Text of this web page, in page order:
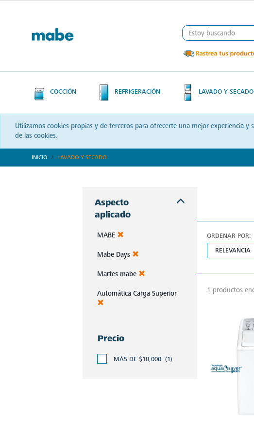
COCCIÓN REFRIGERACIÓN LAVADO Y SECADO
Utilizamos cookies propias y de terceros para ofrecerte una mejor experiencia
de las cookies.
INICIO LAVADO Y SECADO
Aspecto
aplicado
MABE
Mabe Days
Martes mabe
Automática Carga Superior
Precio
MÁS DE $10,000 (1)
ORDENAR POR:
1 productos